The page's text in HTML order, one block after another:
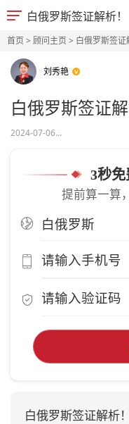
白俄罗斯签证解析！
首页> 顾问主页> 白俄罗斯签证
刘秀艳
白俄罗斯签证解
2024-07-06...
3秒
提前算一算
白俄罗斯签证解析！